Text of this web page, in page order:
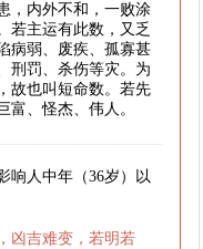
，内外不和，一败涂
若主运有此数，又乏
病弱、废疾、孤寡甚
刑罚、杀伤等灾。为
故也叫短命数。若先
富、怪杰、伟人。
响人中年（36岁）以
凶吉难变，若明若